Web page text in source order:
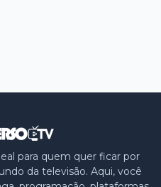
para quem quer ficar por
da televisão. Aqui, você